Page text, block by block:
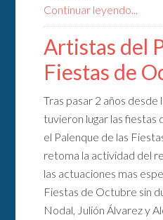
Continuar leyendo...
Artistas del
Fiestas de
Tras pasar 2 años desde
tuvieron lugar las fiestas
el Palenque de las
retoma la actividad del
las actuaciones mas
Fiestas de Octubre sin
Nodal, Julión Álvarez y